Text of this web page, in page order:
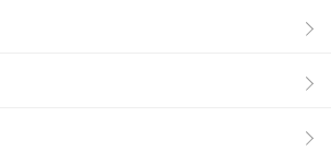
”因而得名。
带海洋性气候，冬无严寒，夏无酷
区内，林秀海碧，礁奇滩曲，山、